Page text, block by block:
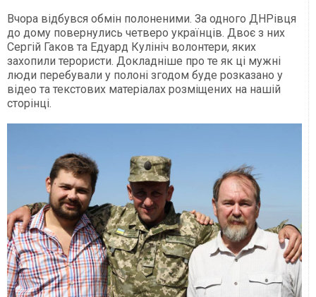
Вчора відбувся обмін полоненими. За одного ДНРівця
до дому повернулись четверо українців. Двоє з них
Сергій Гаков та Едуард Кулініч волонтери, яких
захопили терористи. Докладніше про те як ці мужні
люди перебували у полоні згодом буде розказано у
відео та текстових матеріалах розміщених на нашій
сторінці.